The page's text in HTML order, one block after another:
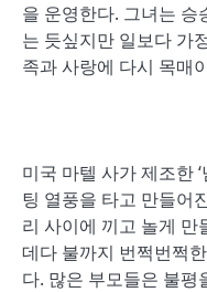
을 운영한다. 그녀는
는 듯싶지만 일보다 가
족과 사랑에 다시 목매
미국 마텔 사가 제조한
팅 열풍을 타고 만들어
리 사이에 끼고 놀게
데다 불까지 번쩍번쩍
다. 많은 부모들은 불평